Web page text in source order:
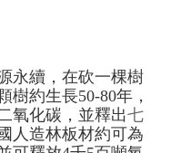
永續，在砍一棵樹
樹約生長50-80年，
氧化碳，並釋出七
人造林板材約可為